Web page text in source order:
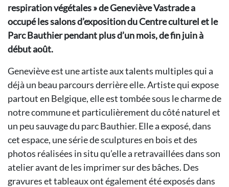
respiration végétales » de Geneviève Vastrade a
occupé les salons d’exposition du Centre culturel et le
Parc Bauthier pendant plus d’un mois, de fin juin à
début août.
Geneviève est une artiste aux talents multiples qui a
déjà un beau parcours derrière elle. Artiste qui expose
partout en Belgique, elle est tombée sous le charme de
notre commune et particulièrement du côté naturel et
un peu sauvage du parc Bauthier. Elle a exposé, dans
cet espace, une série de sculptures en bois et des
photos réalisées in situ qu’elle a retravaillées dans son
atelier avant de les imprimer sur des bâches. Des
gravures et tableaux ont également été exposés dans